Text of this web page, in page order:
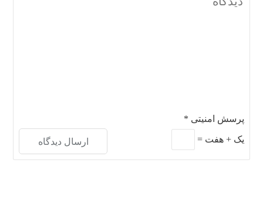
پرسش امنیتی *
یک +هفت =